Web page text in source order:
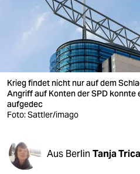
wahrheit
verlag
veranstaltungen
shop
fragen & hilfe
unterstützen
Krieg findet nicht nur auf dem
Angriff auf Konten der SPD konnte
aufgedec
Foto: Sattler/imago
Aus Berlin Tanja